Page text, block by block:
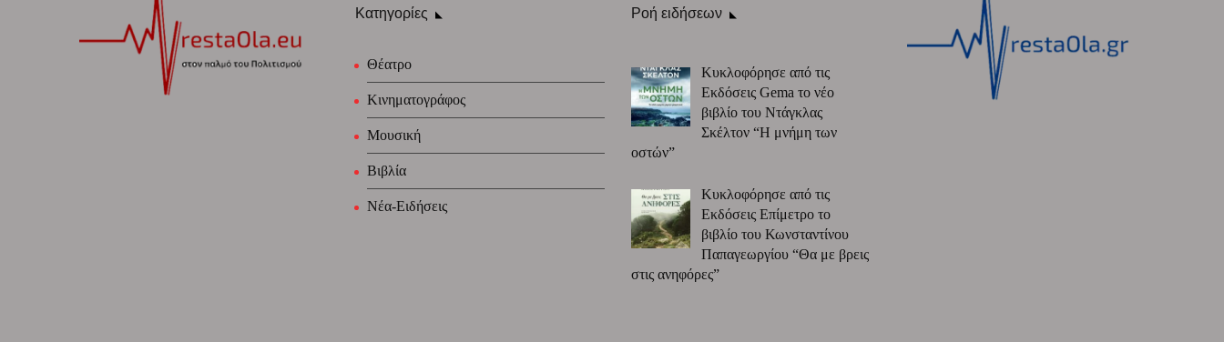
Κατηγορίες
Θέατρο
Κινηματογράφος
Μουσική
Βιβλία
Νέα-Ειδήσεις
Ροή ειδήσεων
Κυκλοφόρησε από τις
Εκδόσεις Gema το νέο
βιβλίο του Ντάγκλας
Σκέλτον “Η μνήμη των
οστών”
Κυκλοφόρησε από τις
Εκδόσεις Επίμετρο το
βιβλίο του Κωνσταντίνου
Παπαγεωργίου “Θα με βρεις
στις ανηφόρες”